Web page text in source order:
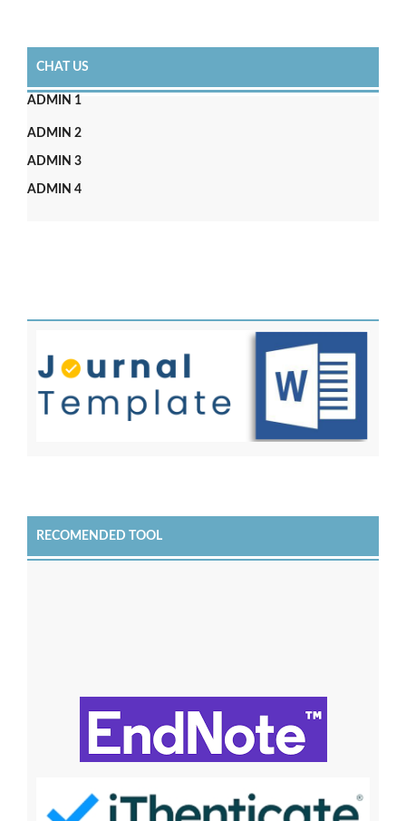
CHAT US
ADMIN 1
ADMIN 2
ADMIN 3
ADMIN 4
RECOMENDED TOOL